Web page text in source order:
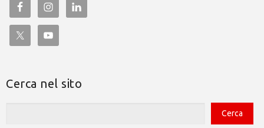
Cerca nel sito